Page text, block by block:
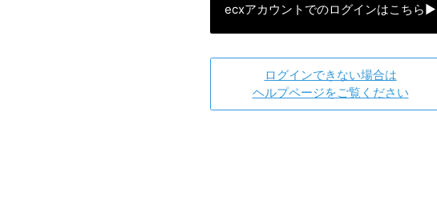
ecxアカウントでのログインはこちら▶
ログインできない場合は
ヘルプページをご覧ください